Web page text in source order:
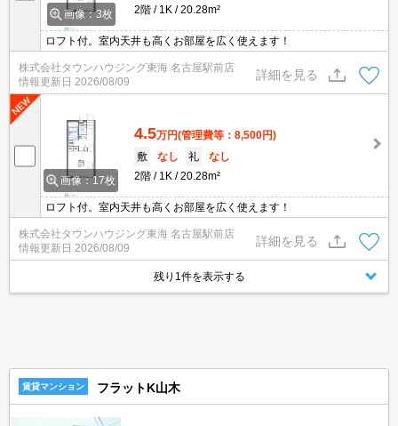
画像：3枚
2階
1K 20.28m²
ロフト付。室内天井も高くお部屋を広く使えます！
株式会社タウンハウジング東海 名古屋駅前店
情報更新日 2026/08/09
詳細を見る
画像：17枚
4.5万円(管理費等：8,500円)
敷
なし 礼
なし
2階
1K 20.28m²
ロフト付。室内天井も高くお部屋を広く使えます！
株式会社タウンハウジング東海 名古屋駅前店
情報更新日 2026/08/09
詳細を見る
残り1件を表示する
賃貸マンション フラットK山木